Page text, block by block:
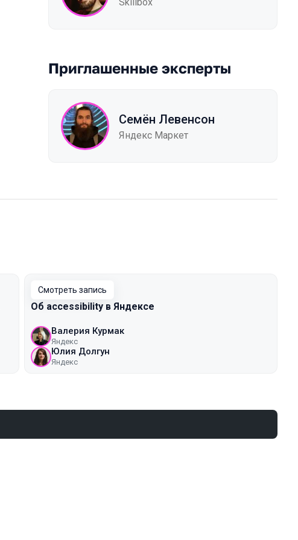
Приглашенные эксперты
Семён Левенсон
Яндекс Маркет
Смотреть запись
Об accessibility в Яндексе
Валерия Курмак
Яндекс
Юлия Долгун
Яндекс